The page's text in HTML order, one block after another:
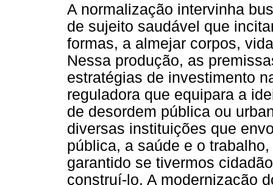
A normalização intervinha
de sujeito saudável que
formas, a almejar corpos,
Nessa produção, as
estratégias de investimento
reguladora que equipara a
de desordem pública ou
diversas instituições que
pública, a saúde e o
garantido se tivermos
construí-lo. A modernização